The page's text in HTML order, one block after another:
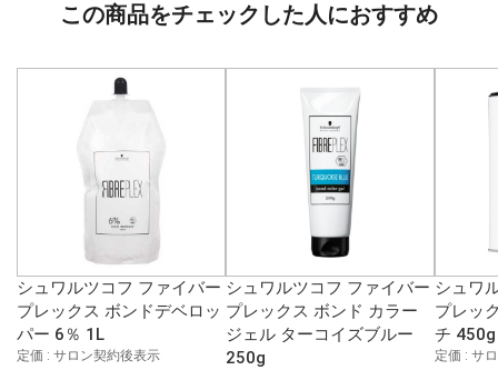
この商品をチェックした人におすすめ
シュワルツコフ ファイバー
プレックス ボンドデベロッ
パー 6％ 1L
定価 : サロン契約後表示
シュワルツコフ ファイバー
プレックス ボンド カラー
ジェル ターコイズブルー
250g
シュワ
プレッ
チ 450g
定価 : サ